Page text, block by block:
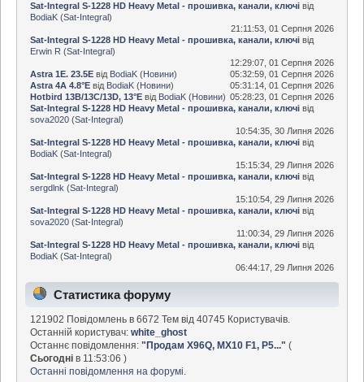
Sat-Integral S-1228 HD Heavy Metal - прошивка, канали, ключівід
BodiaK(Sat-Integral)
21:11:53, 01 Серпня 2026
Sat-Integral S-1228 HD Heavy Metal - прошивка, канали, ключівід
Erwin R (Sat-Integral)
12:29:07, 01 Серпня 2026
Astra 1E. 23.5Eвід BodiaK(Новини)
05:32:59, 01 Серпня 2026
Astra 4A 4.8°Eвід BodiaK(Новини)
05:31:14, 01 Серпня 2026
Hotbird 13B/13C/13D, 13°Eвід BodiaK(Новини) 05:28:23, 01 Серпня 2026
Sat-Integral S-1228 HD Heavy Metal - прошивка, канали, ключівід
sova2020(Sat-Integral)
10:54:35, 30 Липня 2026
Sat-Integral S-1228 HD Heavy Metal - прошивка, канали, ключівід
BodiaK(Sat-Integral)
15:15:34, 29 Липня 2026
Sat-Integral S-1228 HD Heavy Metal - прошивка, канали, ключівід
sergdlnk (Sat-Integral)
15:10:54, 29 Липня 2026
Sat-Integral S-1228 HD Heavy Metal - прошивка, канали, ключівід
sova2020(Sat-Integral)
11:00:34, 29 Липня 2026
Sat-Integral S-1228 HD Heavy Metal - прошивка, канали, ключівід
BodiaK(Sat-Integral)
06:44:17, 29 Липня 2026
Статистика форуму
121902 Повідомлень в 6672 Тем від 40745 Користувачів.
Останній користувач:white_ghost
Останнє повідомлення:" Продам X96Q, MX10 F1, P5..." (
Сьогодні в 11:53:06 )
Останні повідомлення на форумі.